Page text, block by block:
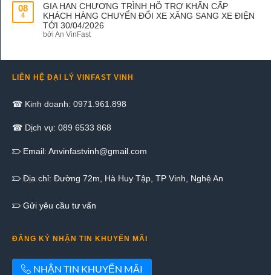
08
4
GIA HẠN CHƯƠNG TRÌNH HỖ TRỢ KHẨN CẤP
KHÁCH HÀNG CHUYỂN ĐỔI XE XĂNG SANG XE ĐIỆN
TỚI 30/04/2026
bởi An VinFast
LIÊN HỆ ĐẠI LÝ VINFAST VINH
☎ Kinh doanh: 0971.961.898
☎ Dịch vụ: 089 6533 868
Email: Anvinfastvinh@gmail.com
Địa chỉ: Đường 72m, Hà Huy Tập, TP Vinh, Nghệ An
Gửi yêu cầu tư vấn
ĐĂNG KÝ NHẬN TIN KHUYẾN MÃI
NHẬN TIN KHUYẾN MÃI